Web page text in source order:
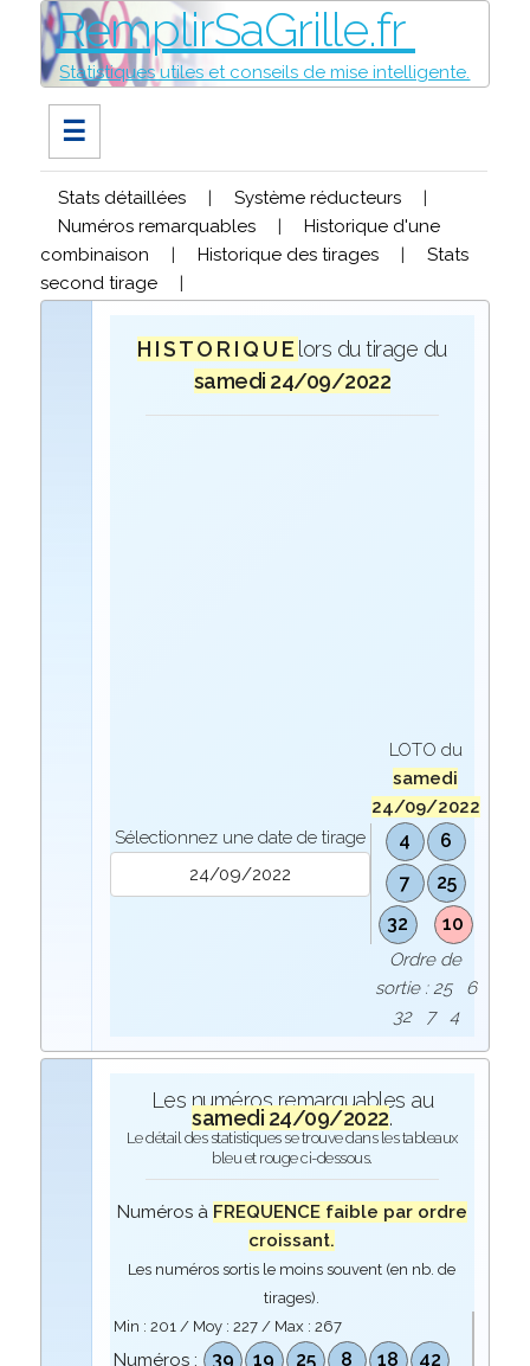
RemplirSaGrille.fr
Statistiques utiles et conseils de mise intelligente.
☰
Stats détaillées | Système réducteurs
|
Numéros remarquables
|
Historique d'une
combinaison
| Historique des tirages |
Stats
second tirage
|
H I S T O R I Q U E lors du tirage du
samedi 24/09/2022
Sélectionnez une date de tirage
LOTO du
samedi
24/09/2022
4
6
7
25
32
10
Ordre de
sortie : 25 6
32 7 4
Les numéros remarquables au
samedi 24/09/2022.
Le détail des statistiques se trouve dans les tableaux
bleu et rouge ci-dessous.
Numéros à FREQUENCE faible par ordre
croissant.
Les numéros sortis le moins souvent (en nb. de
tirages).
Min : 201/ Moy : 227/ Max : 267
Numéros : 39 19 25 8 18
42